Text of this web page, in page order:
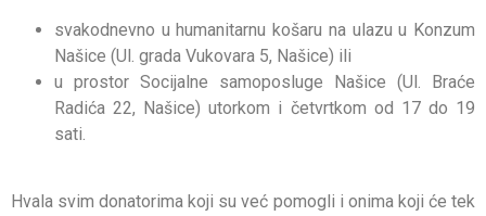
svakodnevno u humanitarnu košaru na ulazu u Konzum
Našice (Ul. grada Vukovara 5, Našice) ili
u prostor Socijalne samoposluge Našice (Ul. Braće
Radića 22, Našice) utorkom i četvrtkom od 17 do 19
sati.
Hvala svim donatorima koji su već pomogli i onima koji će tek